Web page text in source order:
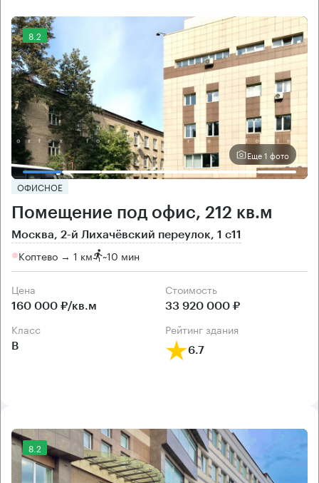
8.2
Еще 1 фото
ОФИСНОЕ
Помещение под офис, 212 кв.м
Москва, 2-й Лихачёвский переулок, 1 с11
Коптево → 1 км ~10 мин
Цена
160 000 ₽/кв.м
Cтоимость
33 920 000 ₽
класс
B
рейтинг здания
6.7
8.2